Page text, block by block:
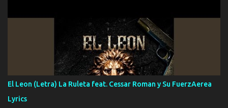
ni tampoco las mujeres porque es platica de grandes por eso hay
que estar alegres doy las instrucciones para atender los deberes
Música Si es que salta algún problema de confianza tengo gente
ahí está el Hombre Cuarenta y también Pariente 7 arreglan
cualquier problema no más es cuestión que ordené NOS HACE
FALTA UN HERMANO DE CLAVE ERA EL 24 SIEMPRE FUE UN
HOMBRE VALIENTE POR ALGO M'URIÓ PELEAND0 SIEMPRE
VIO POR LA FAMILIA PARA QUE SIGA EL LEGADO Es el DOS de
El Leon (Letra) La Ruleta feat. Cessar Roman y Su FuerzAerea
Lyrics